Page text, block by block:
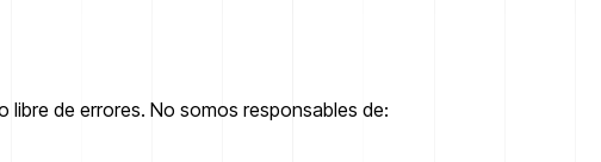
de errores. No somos responsables de: